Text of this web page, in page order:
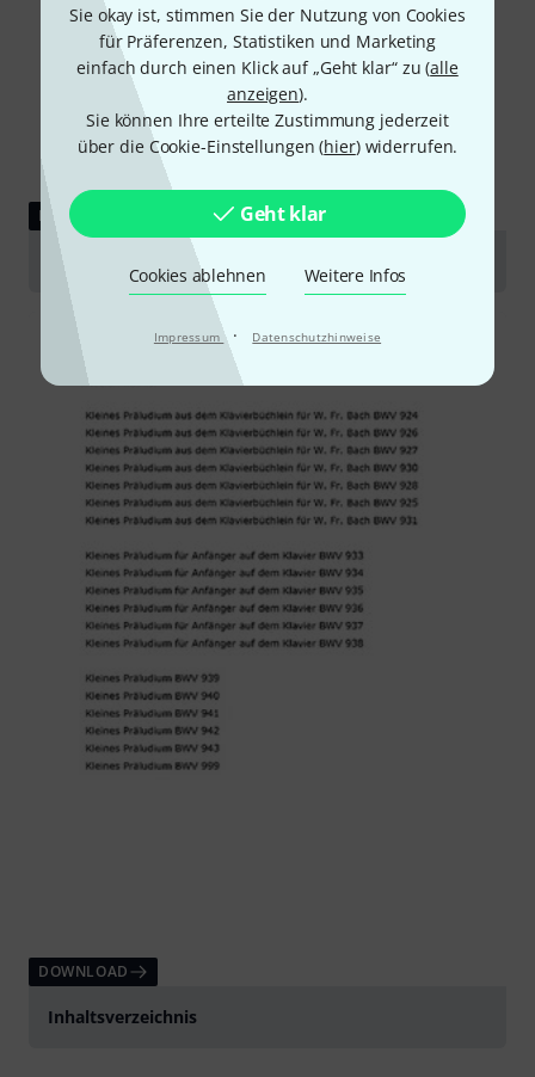
Sie okay ist, stimmen Sie der Nutzung von Cookies
für Präferenzen, Statistiken und Marketing
einfach durch einen Klick auf „Geht klar“ zu (alle
anzeigen).
Sie können Ihre erteilte Zustimmung jederzeit
über die Cookie-Einstellungen (hier) widerrufen.
Geht klar
Cookies ablehnen Weitere Infos
Impressum · Datenschutzhinweise
DOWNLOAD
DOWNLOAD
Inhaltsverzeichnis